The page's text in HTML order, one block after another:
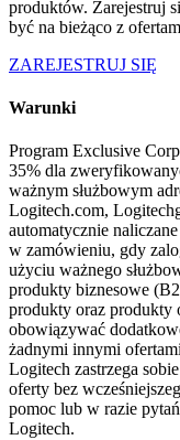
produktów. Zarejestruj
być na bieżąco z
ZAREJESTRUJ SIĘ
Warunki
Program Exclusive
35% dla
ważnym służbowym
Logitech.com,
automatycznie
w zamówieniu, gdy
użyciu ważnego
produkty biznesowe
produkty oraz produkty
obowiązywać
żadnymi innymi
Logitech zastrzega
oferty bez
pomoc lub w razie
Logitech.